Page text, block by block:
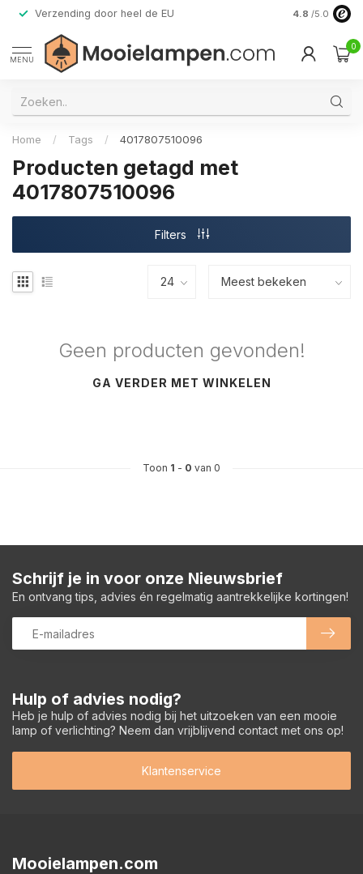
Verzending door heel de EU Alleen
4.8 /5.0
MENU
0
Home / Tags / 4017807510096
Producten getagd met
4017807510096
Filters
Geen producten gevonden!
GA VERDER MET WINKELEN
Toon 1 - 0 van 0
Hulp of advies nodig?
Heb je hulp of advies nodig bij het uitzoeken van een mooie
lamp of verlichting? Neem dan vrijblijvend contact met ons op!
Klantenservice
Schrijf je in voor onze Nieuwsbrief
En ontvang tips, advies én regelmatig aantrekkelijke kortingen!
Mooielampen.com